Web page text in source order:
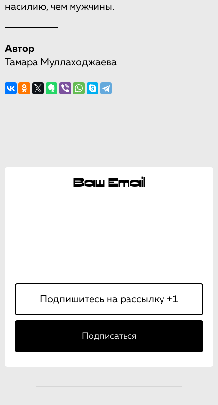
насилию, чем мужчины.
Автор
Тамара Муллаходжаева
Ваш Email
Подписаться